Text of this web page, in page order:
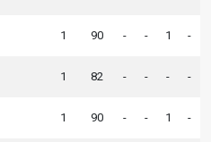
1 90 - - 1 -
1 82 - - - -
1 90 - - 1 -